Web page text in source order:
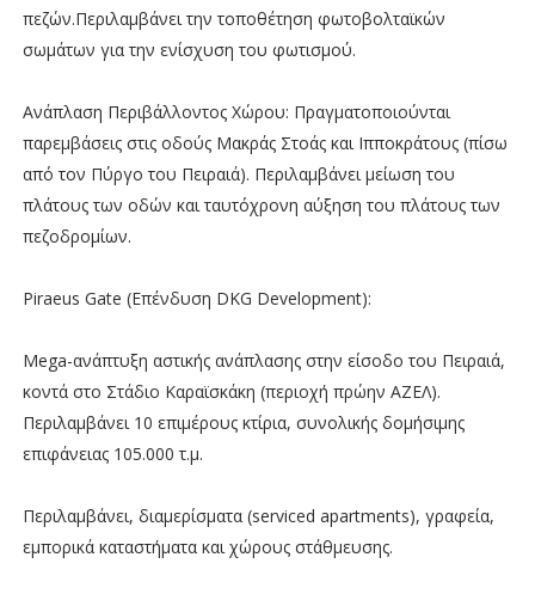
πεζών.Περιλαμβάνει την τοποθέτηση φωτοβολταϊκών
σωμάτων για την ενίσχυση του φωτισμού.
Ανάπλαση Περιβάλλοντος Χώρου: Πραγματοποιούνται
παρεμβάσεις στις οδούς Μακράς Στοάς και Ιπποκράτους (πίσω
από τον Πύργο του Πειραιά). Περιλαμβάνει μείωση του
πλάτους των οδών και ταυτόχρονη αύξηση του πλάτους των
πεζοδρομίων.
Piraeus Gate (Επένδυση DKG Development):
Mega-ανάπτυξη αστικής ανάπλασης στην είσοδο του Πειραιά,
κοντά στο Στάδιο Καραϊσκάκη (περιοχή πρώην ΑΖΕΛ).
Περιλαμβάνει 10 επιμέρους κτίρια, συνολικής δομήσιμης
επιφάνειας 105.000 τ.μ.
Περιλαμβάνει, διαμερίσματα (serviced apartments), γραφεία,
εμπορικά καταστήματα και χώρους στάθμευσης.